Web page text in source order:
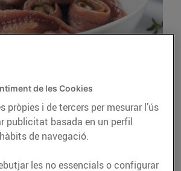
les anxoves?
com per posar-les com a
de les Cookies
pròpies i de tercers per mesurar l’ús
publicitat basada en un perfil
de navegació.
les no essencials o configurar